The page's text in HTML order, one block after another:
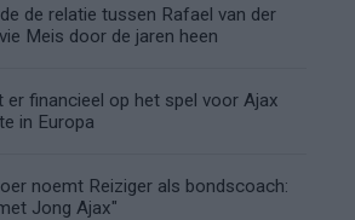
de relatie tussen Rafael van der
Meis door de jaren heen
er financieel op het spel voor Ajax
in Europa
noemt Reiziger als bondscoach:
Jong Ajax"